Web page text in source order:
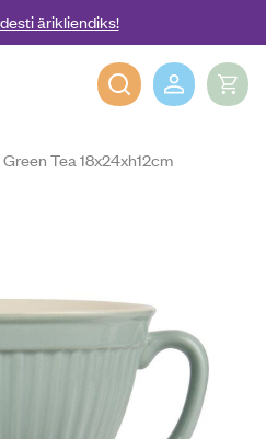
ärikliendiks!
Tea 18x24xh12cm